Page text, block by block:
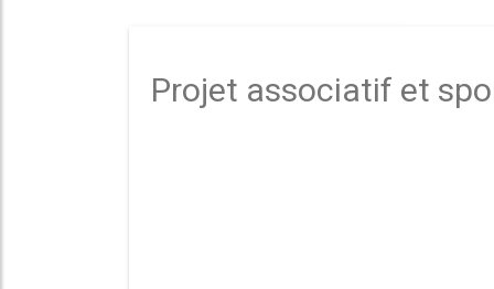
Projet associatif et